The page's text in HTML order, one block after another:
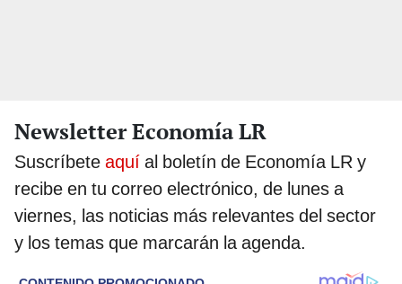
Newsletter Economía LR
Suscríbete aquí al boletín de Economía LR y
recibe en tu correo electrónico, de lunes a
viernes, las noticias más relevantes del sector
y los temas que marcarán la agenda.